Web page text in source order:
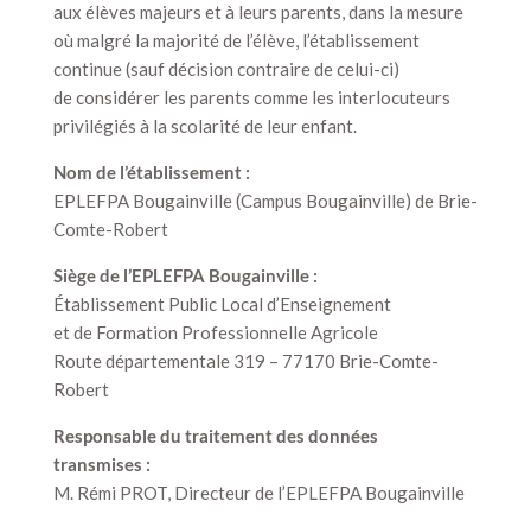
aux élèves majeurs et à leurs parents, dans la mesure
où malgré la majorité de l’élève, l’établissement
continue (sauf décision contraire de celui-ci)
de considérer les parents comme les interlocuteurs
privilégiés à la scolarité de leur enfant.
Nom de l’établissement :
EPLEFPA Bougainville (Campus Bougainville) de Brie-
Comte-Robert
Siège de l’EPLEFPA Bougainville :
Établissement Public Local d’Enseignement
et de Formation Professionnelle Agricole
Route départementale 319 – 77170 Brie-Comte-
Robert
Responsable du traitement des données
transmises :
M. Rémi PROT, Directeur de l’EPLEFPA Bougainville